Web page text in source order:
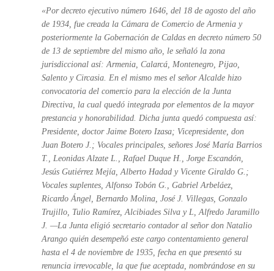
«Por decreto ejecutivo número 1646, del 18 de agosto del año
de 1934, fue creada la Cámara de Comercio de Armenia y
posteriormente la Gobernación de Caldas en decreto número 50
de 13 de septiembre del mismo año, le señaló la zona
jurisdiccional así: Armenia, Calarcá, Montenegro, Pijao,
Salento y Circasia. En el mismo mes el señor Alcalde hizo
convocatoria del comercio para la elección de la Junta
Directiva, la cual quedó integrada por elementos de la mayor
prestancia y honorabilidad. Dicha junta quedó compuesta así:
Presidente, doctor Jaime Botero Izasa; Vicepresidente, don
Juan Botero J.; Vocales principales, señores José María Barrios
T., Leonidas Alzate L., Rafael Duque H., Jorge Escandón,
Jesús Gutiérrez Mejía, Alberto Hadad y Vicente Giraldo G.;
Vocales suplentes, Alfonso Tobón G., Gabriel Arbeláez,
Ricardo Ángel, Bernardo Molina, José J. Villegas, Gonzalo
Trujillo, Tulio Ramírez, Alcibiades Silva y L, Alfredo Jaramillo
J. —La Junta eligió secretario contador al señor don Natalio
Arango quién desempeñó este cargo contentamiento general
hasta el 4 de noviembre de 1935, fecha en que presentó su
renuncia irrevocable, la que fue aceptada, nombrándose en su